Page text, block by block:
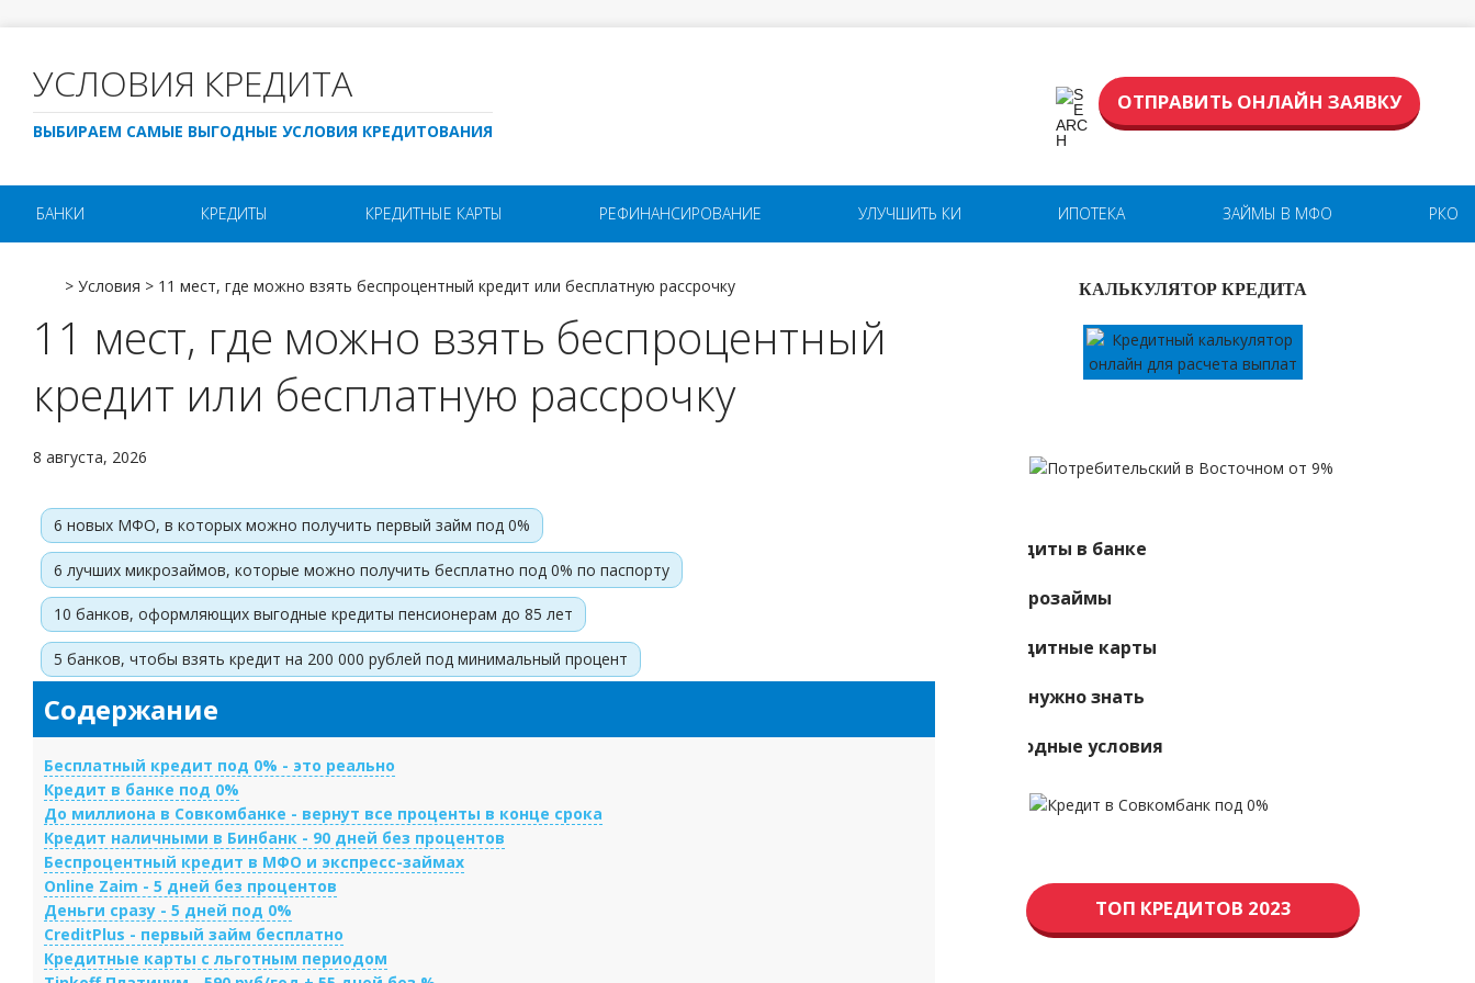
УСЛОВИЯ КРЕДИТА
ВЫБИРАЕМ САМЫЕ ВЫГОДНЫЕ УСЛОВИЯ КРЕДИТОВАНИЯ
ОТПРАВИТЬ ОНЛАЙН ЗАЯВКУ
БАНКИ КРЕДИТЫ КРЕДИТНЫЕ КАРТЫ РЕФИНАНСИРОВАНИЕ УЛУЧШИТЬ КИ ИПОТЕКА ЗАЙМЫ В МФО РКО
> Условия > 11 мест, где можно взять беспроцентный кредит или бесплатную рассрочку
11 мест, где можно взять беспроцентный
кредит или бесплатную рассрочку
8 августа, 2026
6 новых МФО, в которых можно получить первый займ под 0%
6 лучших микрозаймов, которые можно получить бесплатно под 0% по паспорту
10 банков, оформляющих выгодные кредиты пенсионерам до 85 лет
5 банков, чтобы взять кредит на 200 000 рублей под минимальный процент
Содержание
Бесплатный кредит под 0% - это реально
Кредит в банке под 0%
До миллиона в Совкомбанке - вернут все проценты в конце срока
Кредит наличными в Бинбанк - 90 дней без процентов
Беспроцентный кредит в МФО и экспресс-займах
Online Zaim - 5 дней без процентов
Деньги сразу - 5 дней под 0%
CreditPlus - первый займ бесплатно
Кредитные карты с льготным периодом
КАЛЬКУЛЯТОР КРЕДИТА
Кредиты в банке
Микрозаймы
Кредитные карты
Что нужно знать
Выгодные условия
ТОП КРЕДИТОВ 2023